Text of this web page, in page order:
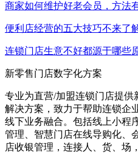
商家如何维护好老会员，方法
便利店经营的五大技巧不来了
连锁门店生意不好都源于哪些
新零售门店数字化方案
专业为直营/加盟连锁门店提供
解决方案，致力于帮助连锁企
线下业务融合。包括线上小程
管理、智慧门店在线导购化、
店收银管理，连接人、货、场